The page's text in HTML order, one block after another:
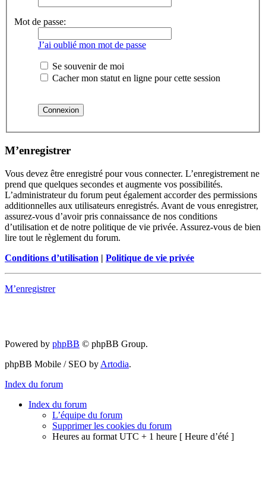
Mot de passe:
J’ai oublié mon mot de passe
Se souvenir de moi
Cacher mon statut en ligne pour cette session
M’enregistrer
Vous devez être enregistré pour vous connecter. L’enregistrement ne
prend que quelques secondes et augmente vos possibilités.
L’administrateur du forum peut également accorder des permissions
additionnelles aux utilisateurs enregistrés. Avant de vous enregistrer,
assurez-vous d’avoir pris connaissance de nos conditions
d’utilisation et de notre politique de vie privée. Assurez-vous de bien
lire tout le règlement du forum.
Conditions d’utilisation | Politique de vie privée
M’enregistrer
Powered by phpBB © phpBB Group.
phpBB Mobile / SEO by Artodia.
Index du forum
Index du forum
L’équipe du forum
Supprimer les cookies du forum
Heures au format UTC + 1 heure [ Heure d’été ]